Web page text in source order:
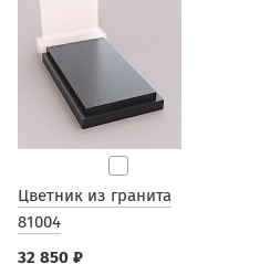
Цветник из гранита
81004
32 850 ₽